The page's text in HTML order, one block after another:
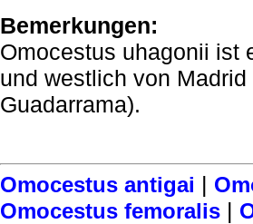
Bemerkungen:
Omocestus uhagonii ist
und westlich von
Guadarrama).
Omocestus antigai |
Omocestus femoralis |